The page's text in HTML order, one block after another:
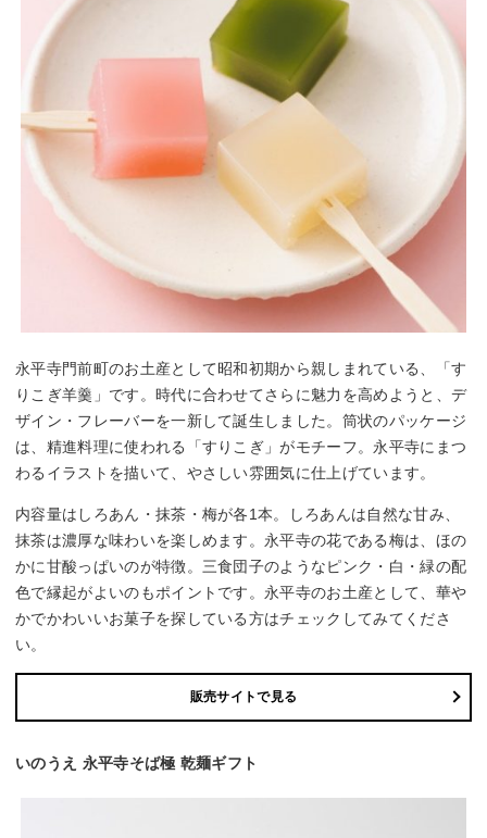
永平寺門前町のお土産として昭和初期から親しまれている、「す
りこぎ羊羹」です。時代に合わせてさらに魅力を高めようと、デ
ザイン・フレーバーを一新して誕生しました。筒状のパッケージ
は、精進料理に使われる「すりこぎ」がモチーフ。永平寺にまつ
わるイラストを描いて、やさしい雰囲気に仕上げています。
内容量はしろあん・抹茶・梅が各1本。しろあんは自然な甘み、
抹茶は濃厚な味わいを楽しめます。永平寺の花である梅は、ほの
かに甘酸っぱいのが特徴。三食団子のようなピンク・白・緑の配
色で縁起がよいのもポイントです。永平寺のお土産として、華や
かでかわいいお菓子を探している方はチェックしてみてくださ
い。
販売サイトで見る
いのうえ 永平寺そば極 乾麺ギフト